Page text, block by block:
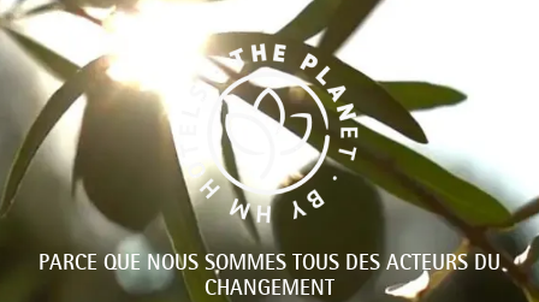
PARCE QUE NOUS SOMMES TOUS DES ACTEURS DU
CHANGEMENT